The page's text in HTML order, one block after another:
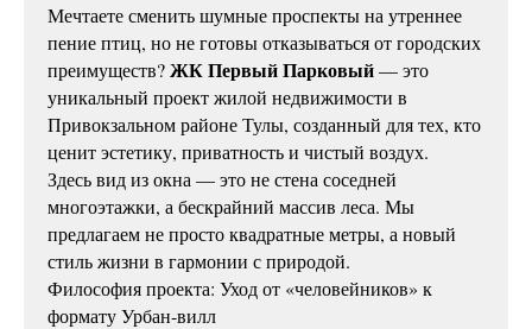
Мечтаете сменить шумные проспекты на утреннее
пение птиц, но не готовы отказываться от городских
преимуществ?ЖК Первый Парковый— это
уникальный проект жилой недвижимости в
Привокзальном районе Тулы, созданный для тех, кто
ценит эстетику, приватность и чистый воздух.
Здесь вид из окна — это не стена соседней
многоэтажки, а бескрайний массив леса. Мы
предлагаем не просто квадратные метры, а новый
стиль жизни в гармонии с природой.
Философия проекта: Уход от «человейников» к
формату Урбан-вилл